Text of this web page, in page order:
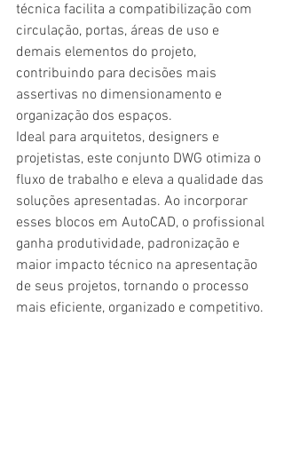
técnica facilita a compatibilização com
circulação, portas, áreas de uso e
demais elementos do projeto,
contribuindo para decisões mais
assertivas no dimensionamento e
organização dos espaços.
Ideal para arquitetos, designers e
projetistas, este conjunto DWG otimiza o
fluxo de trabalho e eleva a qualidade das
soluções apresentadas. Ao incorporar
esses blocos em AutoCAD, o profissional
ganha produtividade, padronização e
maior impacto técnico na apresentação
de seus projetos, tornando o processo
mais eficiente, organizado e competitivo.